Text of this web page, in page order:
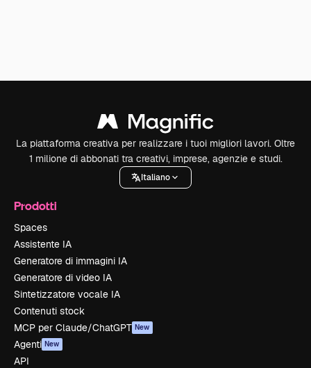
La piattaforma creativa per realizzare i tuoi migliori lavori. Oltre
1 milione di abbonati tra creativi, imprese, agenzie e studi.
Italiano
Prodotti
Spaces
Assistente IA
Generatore di immagini IA
Generatore di video IA
Sintetizzatore vocale IA
Contenuti stock
MCP per Claude/ChatGPT New
Agenti New
API